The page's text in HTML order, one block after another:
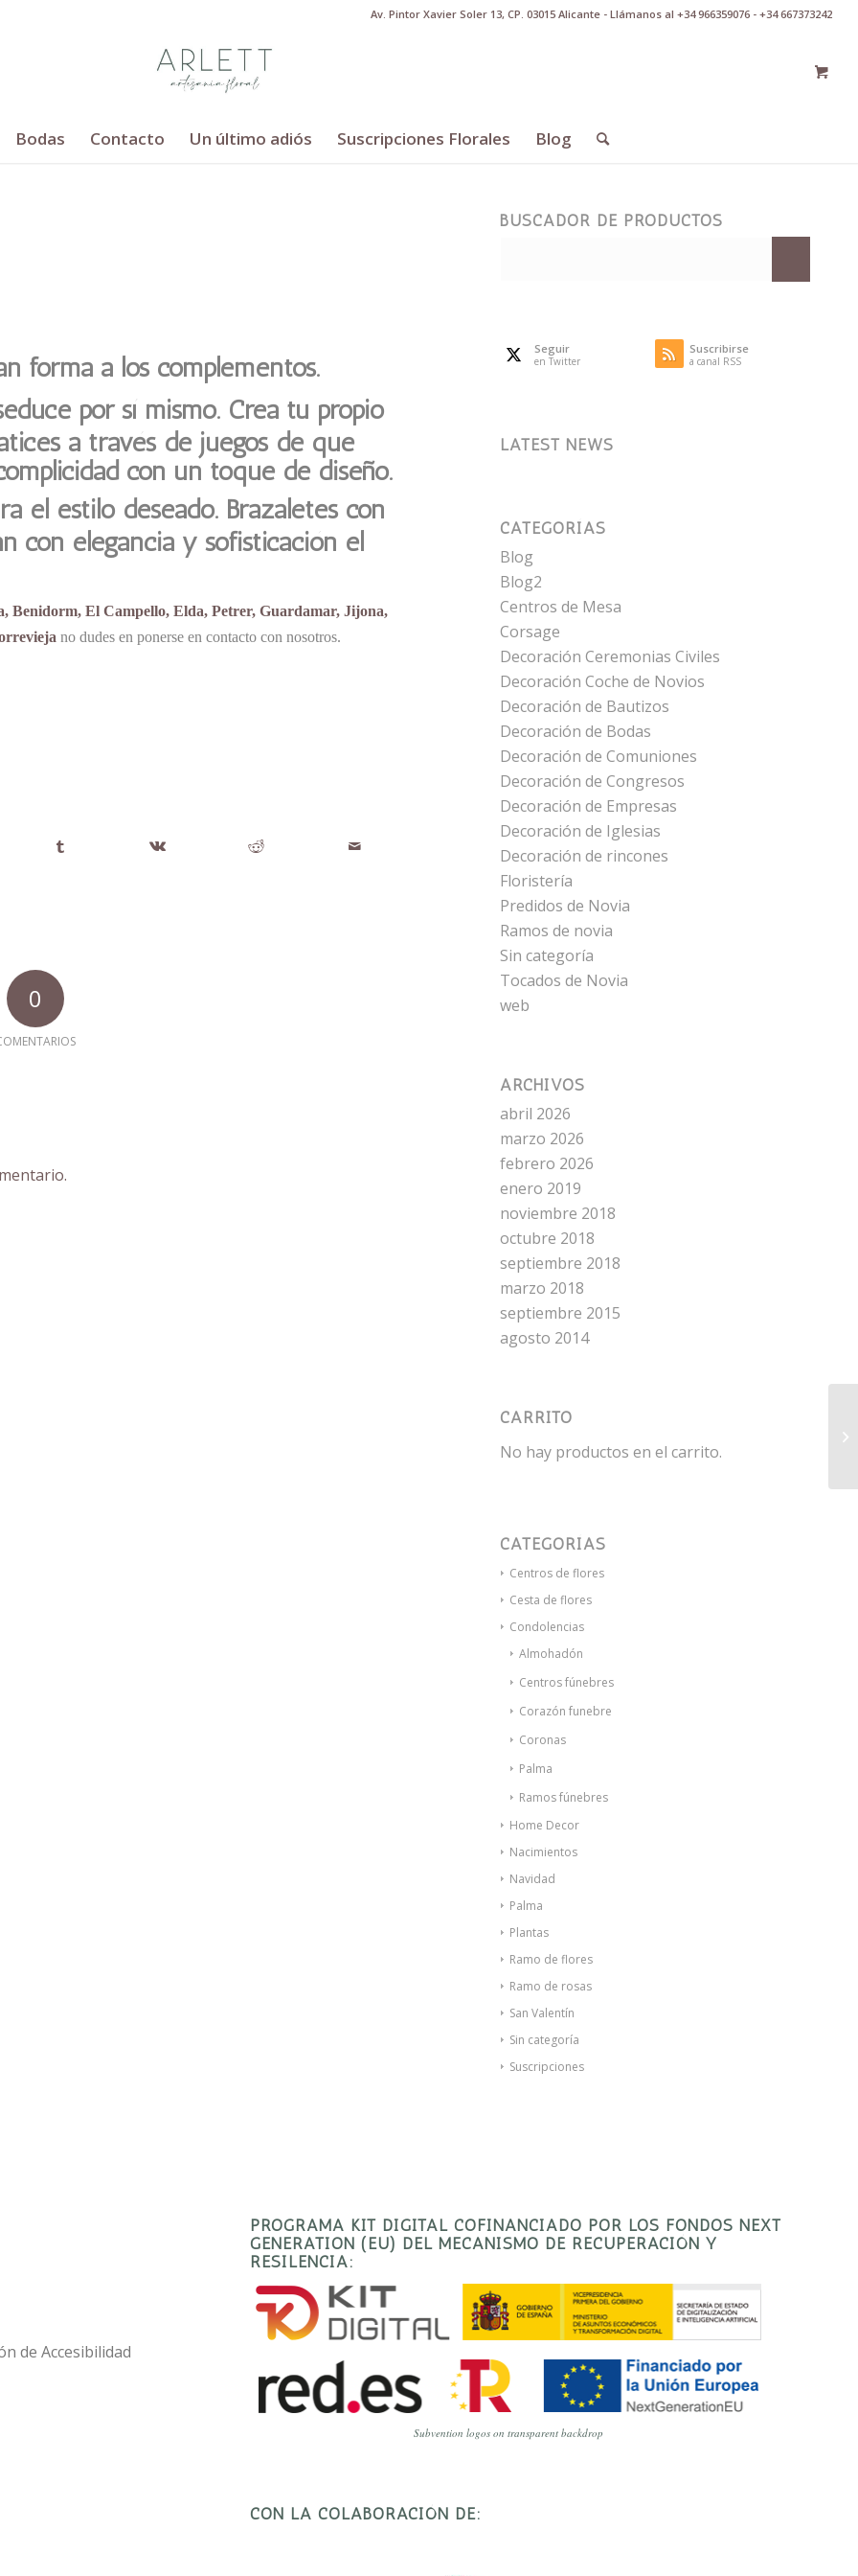
Av. Pintor Xavier Soler 13, CP. 03015 Alicante - Llámanos al +34 966359076 - +34 667373242
Bodas Contacto Un último adiós Suscripciones Florales Blog
forma a los complementos.
por sí mismo. Crea tu propio
a través de juegos de que
con un toque de diseño.
el estilo deseado. Brazaletes con
con elegancia y sofisticación el
Benidorm, El Campello, Elda, Petrer, Guardamar, Jijona,
no dudes en ponerse en contacto con nosotros.
0
BUSCADOR DE PRODUCTOS
Seguir
en Twitter
Suscribirse
a canal RSS
LATEST NEWS
CATEGORÍAS
Blog
Blog2
Centros de Mesa
Corsage
Decoración Ceremonias Civiles
Decoración Coche de Novios
Decoración de Bautizos
Decoración de Bodas
Decoración de Comuniones
Decoración de Congresos
Decoración de Empresas
Decoración de Iglesias
Decoración de rincones
Floristería
Predidos de Novia
Ramos de novia
Sin categoría
Tocados de Novia
web
ARCHIVOS
abril 2026
marzo 2026
febrero 2026
enero 2019
noviembre 2018
octubre 2018
septiembre 2018
marzo 2018
septiembre 2015
agosto 2014
CARRITO
No hay productos en el carrito.
CATEGORÍAS
Centros de flores
Cesta de flores
Condolencias
Almohadón
Centros fúnebres
Corazón funebre
Coronas
Palma
Ramos fúnebres
Home Decor
Nacimientos
Navidad
Palma
Plantas
Ramo de flores
Ramo de rosas
San Valentín
Sin categoría
Suscripciones
de Accesibilidad
PROGRAMA KIT DIGITAL COFINANCIADO POR LOS FONDOS NEXT
GENERATION (EU) DEL MECANISMO DE RECUPERACIÓN Y
RESILENCIA:
Subvention logos on transparent backdrop
CON LA COLABORACIÓN DE: